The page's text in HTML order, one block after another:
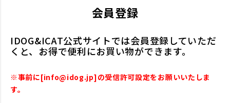
会員登録
IDOG&ICAT公式サイトでは会員登録していただ
くと、お得で便利にお買い物ができます。
※事前に[info@idog.jp]の受信許可設定をお願いいたしま
す。